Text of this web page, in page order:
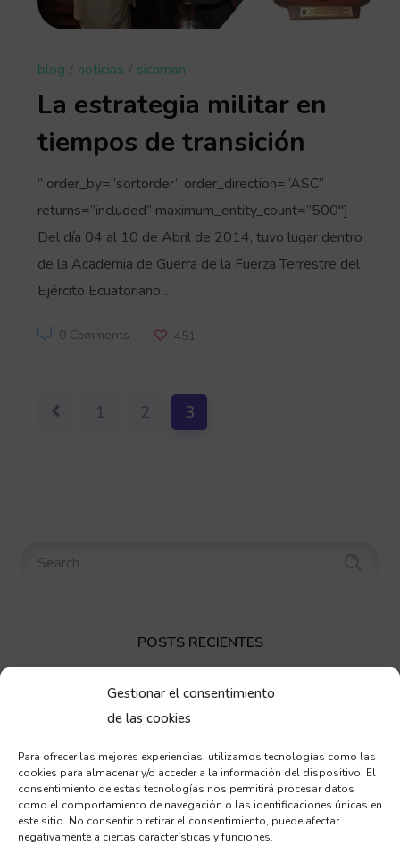
Gestionar el consentimiento
de las cookies
Para ofrecer las mejores experiencias, utilizamos tecnologías como las
cookies para almacenar y/o acceder a la información del dispositivo. El
consentimiento de estas tecnologías nos permitirá procesar datos
como el comportamiento de navegación o las identificaciones únicas en
este sitio. No consentir o retirar el consentimiento, puede afectar
negativamente a ciertas características y funciones.
blog noticias sicaman
La estrategia militar en
tiempos de transición
” order_by=”sortorder” order_direction=”ASC”
returns=”included” maximum_entity_count=”500″]
Del día 04 al 10 de Abril de 2014, tuvo lugar dentro
de la Academia de Guerra de la Fuerza Terrestre del
Ejército Ecuatoriano...
451
0 Comments
1 2 3
POSTS RECIENTES
Ventajas y facilidades de añadir un chatbot
por ia en una web
29 MAYO 2026